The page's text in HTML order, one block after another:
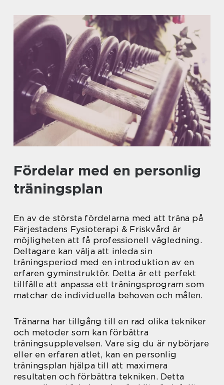
Fördelar med en personlig
träningsplan
En av de största fördelarna med att träna på
Färjestadens Fysioterapi & Friskvård är
möjligheten att få professionell vägledning.
Deltagare kan välja att inleda sin
träningsperiod med en introduktion av en
erfaren gyminstruktör. Detta är ett perfekt
tillfälle att anpassa ett träningsprogram som
matchar de individuella behoven och målen.
Tränarna har tillgång till en rad olika tekniker
och metoder som kan förbättra
träningsupplevelsen. Vare sig du är nybörjare
eller en erfaren atlet, kan en personlig
träningsplan hjälpa till att maximera
resultaten och förbättra tekniken. Detta